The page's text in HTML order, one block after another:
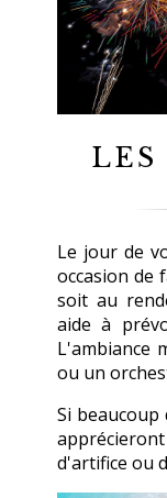
Le jour de
occasion de
soit au
aide à
L'ambiance
ou un
Si
d'artifice ou